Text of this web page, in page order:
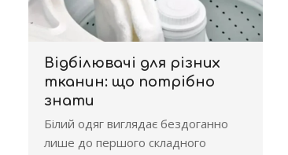
Відбілювачі для різних
тканин: що потрібно
знати
Білий одяг виглядає бездоганно
лише до першого складного